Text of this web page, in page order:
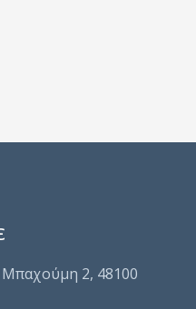
Μπαχούμη 2, 48100